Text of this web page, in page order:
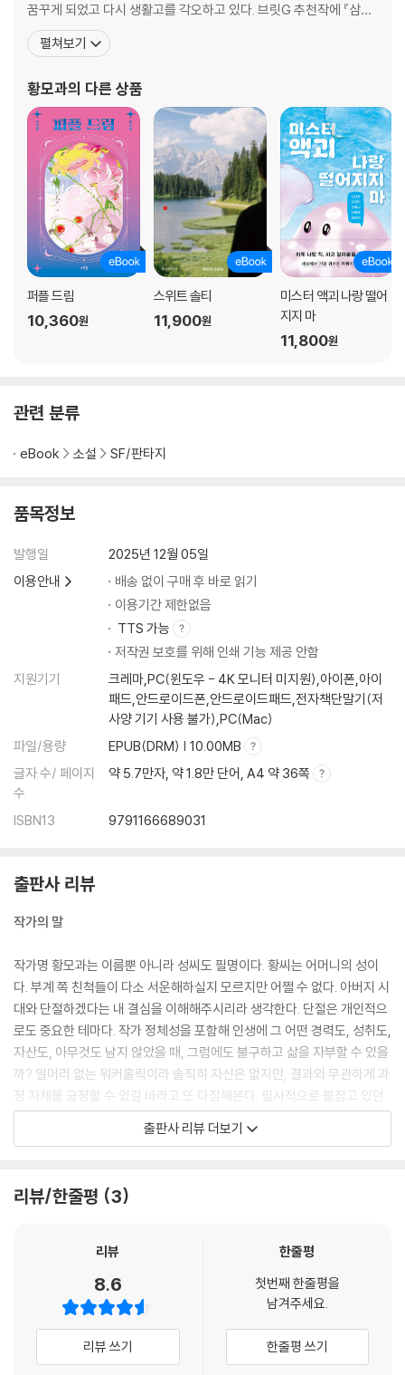
꿈꾸게 되었고 다시 생활고를 각오하고 있다. 브릿G 추천작에 『삼호
마네킹』, 『남겨진 자들의 시간』, 『가족이 되는 길』이 선정됐다. 『모멘
트 아케이드』로 제4회 한국과학문학상 공모전에서 중·단편 대상을
타』에 MBC 시네마틱 드라마 ‘SF8
펼쳐보기
황모과의 다른 상품
퍼플 드림
10,360원
스위트 솔티
11,900원
미스터 액괴 나랑 떨어
지지 마
11,800원
관련 분류
eBook 소설 SF/판타지
품목정보
발행일
2025년 12월 05일
이용안내
배송 없이 구매 후 바로 읽기
이용기간 제한없음
TTS 가능
저작권 보호를 위해 인쇄 기능 제공 안함
지원기기
크레마,PC(윈도우 - 4K 모니터 미지원),아이폰,아이
패드,안드로이드폰,안드로이드패드,전자책단말기(저
사양 기기 사용 불가),PC(Mac)
파일/용량
EPUB(DRM) | 10.00MB
글자 수/ 페이지
수
약 5.7만자, 약 1.8만 단어, A4 약 36쪽
ISBN13 9791166689031
출판사 리뷰
작가의 말
작가명 황모과는 이름뿐 아니라 성씨도 필명이다. 황씨는 어머니의 성이
다. 부계 쪽 친척들이 다소 서운해하실지 모르지만 어쩔 수 없다. 아버지 시
대와 단절하겠다는 내 결심을 이해해주시리라 생각한다. 단절은 개인적으
로도 중요한 테마다. 작가 정체성을 포함해 인생에 그 어떤 경력도, 성취도,
자산도, 아무것도 남지 않았을 때, 그럼에도 불구하고 삶을 자부할 수 있을
까? 일머리 없는 워커홀릭이라 솔직히 자신은 없지만, 결과와 무관하게 과
정 자체를 긍정할 수 있길 바라고 또 다짐해본다. 필사적으로 붙잡고 있던
것들이 모두 해체됐을 때도 내가 나일 수 있다면 그건 내가 그 순간에 함께
했던 타자들 때문일 거라 믿는다.
출판사 리뷰 더보기
리뷰/한줄평 3
리뷰
8.6
리뷰 쓰기
한줄평
첫번째 한줄평을
남겨주세요.
한줄평 쓰기